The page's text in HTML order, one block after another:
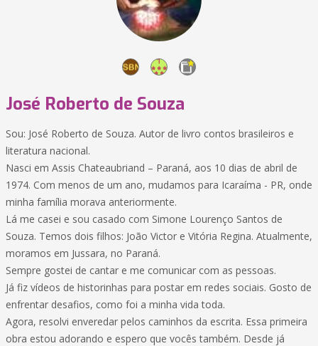
José Roberto de Souza
Sou: José Roberto de Souza. Autor de livro contos brasileiros e
literatura nacional.
Nasci em Assis Chateaubriand – Paraná, aos 10 dias de abril de
1974. Com menos de um ano, mudamos para Icaraíma - PR, onde
minha família morava anteriormente.
Lá me casei e sou casado com Simone Lourenço Santos de
Souza. Temos dois filhos: João Victor e Vitória Regina. Atualmente,
moramos em Jussara, no Paraná.
Sempre gostei de cantar e me comunicar com as pessoas.
Já fiz vídeos de historinhas para postar em redes sociais. Gosto de
enfrentar desafios, como foi a minha vida toda.
Agora, resolvi enveredar pelos caminhos da escrita. Essa primeira
obra estou adorando e espero que vocês também. Desde já